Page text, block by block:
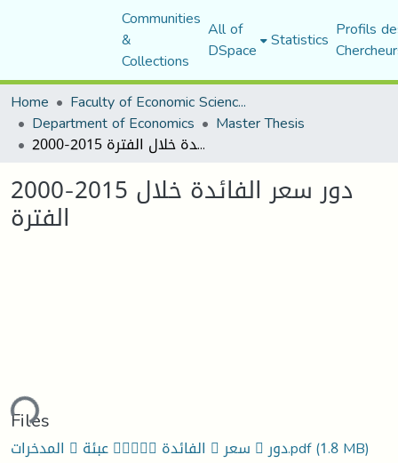
Communities
&
Collections
All of
DSpace Statistics Profils
Home
Faculty of Economic Sciences, Commerce and Management Sciences
Department of Economics Master Thesis
2000-2015 دور سعر الفائدة خلال الفترة
2000-2015 دور سعر الفائدة خلال
الفترة
Files
المدخرات 􀀈 عبئة 􀁐􀀈􀀝􀁑􀀈 الفائدة 􀀈 سعر 􀀈 دور.pdf(1.8 MB)